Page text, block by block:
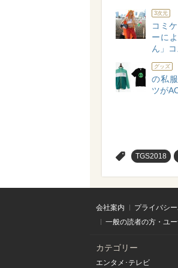
3次元
コミ
ーに
ん」
グッズ
の私
ツが
TGS2018
会社案内 プライバシ
一般の読者の方・ユ
カテゴリー
エンタメ･テレビ